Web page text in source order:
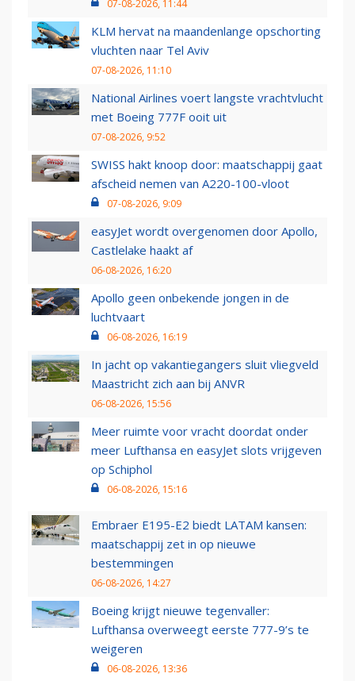
07-08-2026, 11:44
KLM hervat na maandenlange opschorting
vluchten naar Tel Aviv
07-08-2026, 11:10
National Airlines voert langste vrachtvlucht
met Boeing 777F ooit uit
07-08-2026, 9:52
SWISS hakt knoop door: maatschappij gaat
afscheid nemen van A220-100-vloot
07-08-2026, 9:09
easyJet wordt overgenomen door Apollo,
Castlelake haakt af
06-08-2026, 16:20
Apollo geen onbekende jongen in de
luchtvaart
06-08-2026, 16:19
In jacht op vakantiegangers sluit vliegveld
Maastricht zich aan bij ANVR
06-08-2026, 15:56
Meer ruimte voor vracht doordat onder
meer Lufthansa en easyJet slots vrijgeven
op Schiphol
06-08-2026, 15:16
Embraer E195-E2 biedt LATAM kansen:
maatschappij zet in op nieuwe
bestemmingen
06-08-2026, 14:27
Boeing krijgt nieuwe tegenvaller:
Lufthansa overweegt eerste 777-9’s te
weigeren
06-08-2026, 13:36